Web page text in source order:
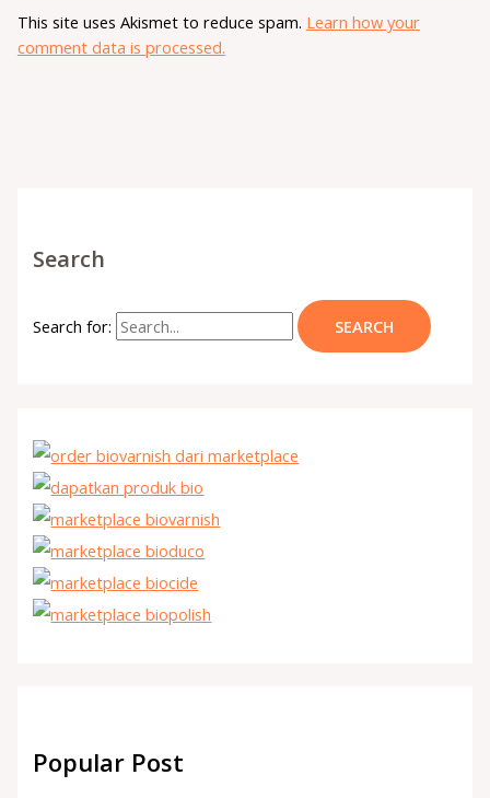
This site uses Akismet to reduce spam. Learn how your
comment data is processed.
Search
Search for:
Popular Post